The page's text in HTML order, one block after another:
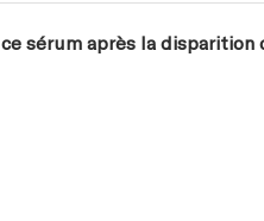
sérum après la disparition